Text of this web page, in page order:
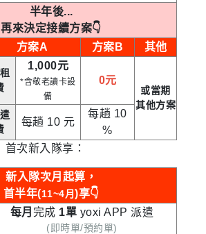
半年後...
再來決定接續方案👇
方案A 方案B 其他
1,000元
*含敬老讀卡設
備
0元
或當期
其他方案
每趟 10 元
每趟 10
%
次新入隊享：
新入隊次月起算，
首半年(11~4月)享👇
每月 完成 1單 yoxi APP 派遣
(即時單/預約單)